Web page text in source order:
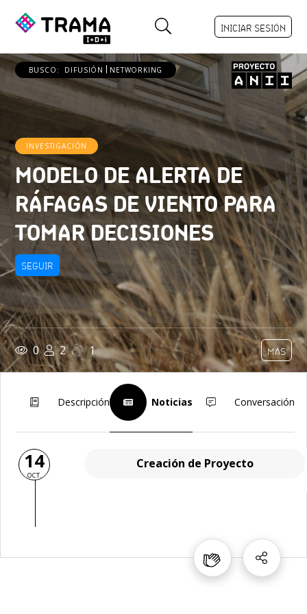
INICIAR SESIÓN
BUSCO: DIFUSIÓN NETWORKING
INVESTIGACIÓN
MODELO DE ALERTA DE
RÁFAGAS DE VIENTO PARA
TOMAR DECISIONES
SEGUIR
0 2 1 MÁS
Descripción Noticias Conversación
14
OCT.
Creación de Proyecto